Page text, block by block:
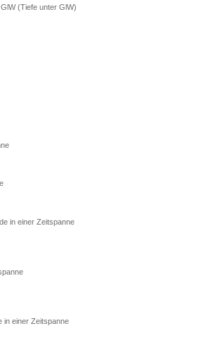
(Tiefe unter GlW)
in einer Zeitspanne
in einer Zeitspanne